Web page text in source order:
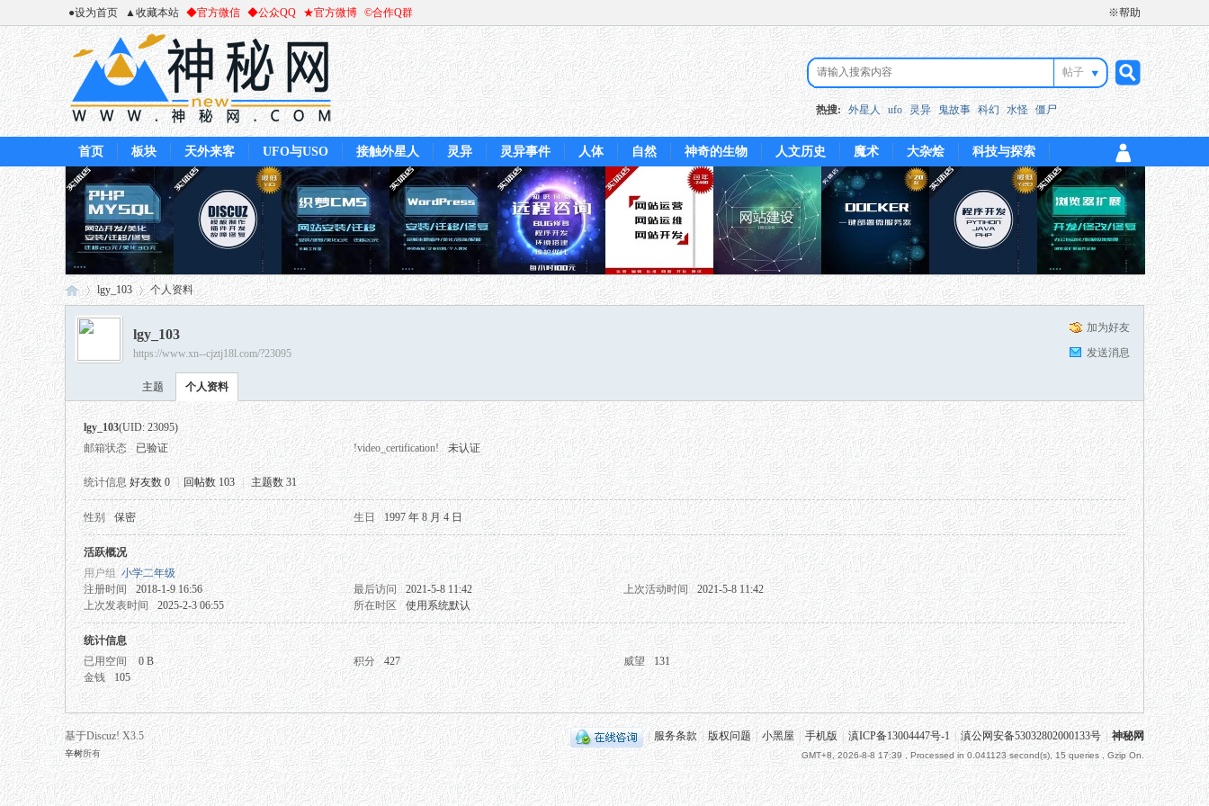
●设为首页 ▲收藏本站 ◆官方微信 ◆公众QQ ★官方微博 ©合作Q群 ※帮助
帖子
搜
索
热搜: 外星人 ufo 灵异 鬼故事 科幻 水怪 僵尸
首页 板块 天外来客 UFO与USO 接触外星人 灵异 灵异事件 人体 自然 神奇的生物 人文历史 魔术 大杂烩 科技与探索
秘
网
›
lgy_103 个人资料
加为好友
发送消息
lgy_103
https://www.xn--cjztj18l.com/?23095
主题 个人资料
lgy_103(UID: 23095)
邮箱状态
已验证 !video_certification! 未认证
统计信息 好友数 0 回帖数 103 主题数 31
性别 保密 生日 1997 年 8 月 4 日
活跃概况
用户组 小学二年级
注册时间
2018-1-9 16:56 最后访问 2021-5-8 11:42 上次活动时间
2021-5-8 11:42
上次发表时间
2025-2-3 06:55 所在时区 使用系统默认
统计信息
已用空间
0 B 积分 427 威望
131
金钱
105
服务条款 版权问题 | 小黑屋 手机版 滇ICP备13004447号-1 | 滇公网安备53032802000133号 神秘网
GMT+8, 2026-8-8 17:39 , Processed in 0.041123 second(s), 15 queries , Gzip On.
基于Discuz! X3.5
辛树所有